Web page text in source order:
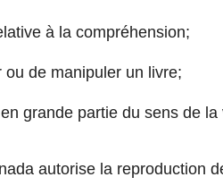
à la compréhension;
ou de manipuler un livre;
grande partie du sens de
autorise la reproduction